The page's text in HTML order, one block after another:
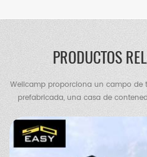
PRODUCTOS
Wellcamp proporciona un campo de
prefabricada, una casa de
contenedores de paquete plano,
expandible, una villa de
almacén de estructura de acero,
portátil, una casa